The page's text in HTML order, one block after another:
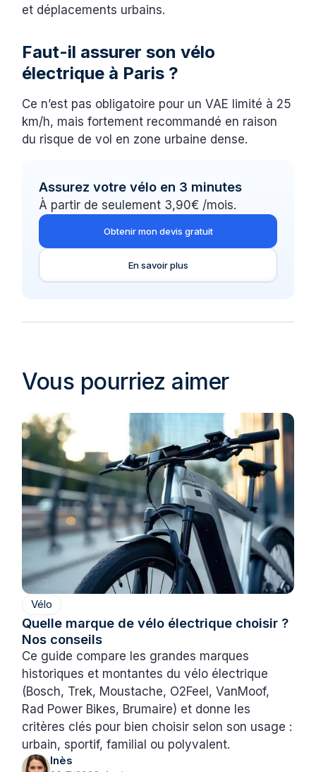
et déplacements urbains.
Faut-il assurer son vélo
électrique à Paris ?
Ce n’est pas obligatoire pour un VAE limité à 25
km/h, mais fortement recommandé en raison
du risque de vol en zone urbaine dense.
Assurez votre vélo en 3 minutes
À partir de seulement 3,90€ /mois.
Obtenir mon devis gratuit
En savoir plus
Vous pourriez aimer
Vélo
Quelle marque de vélo électrique choisir ?
Nos conseils
Ce guide compare les grandes marques
historiques et montantes du vélo électrique
(Bosch, Trek, Moustache, O2Feel, VanMoof,
Rad Power Bikes, Brumaire) et donne les
critères clés pour bien choisir selon son usage :
urbain, sportif, familial ou polyvalent.
Inès